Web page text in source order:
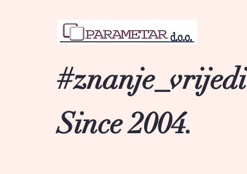
#znanje_vrijedi
Since 2004.